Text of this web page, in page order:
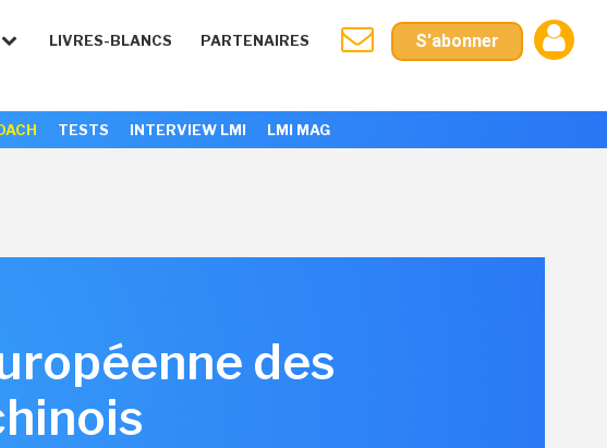
LIVRES-BLANCS PARTENAIRES S'abonner
TESTS INTERVIEW LMI LMI MAG
des